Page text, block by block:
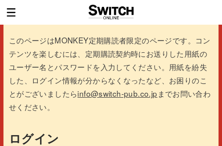
このページはMONKEY定期購読者限定のページです。コン
テンツを楽しむには、定期購読契約時にお送りした用紙の
ユーザー名とパスワードを入力してください。用紙を紛失
した、ログイン情報が分からなくなったなど、お困りのこ
とがございましたらinfo@switch-pub.co.jp までお問い合わ
せください。
ログイン